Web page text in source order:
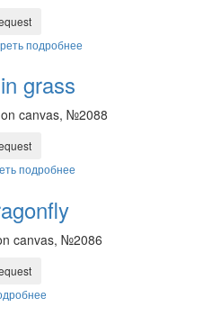
подробнее
grass
canvas, №2088
подробнее
canvas, №2086